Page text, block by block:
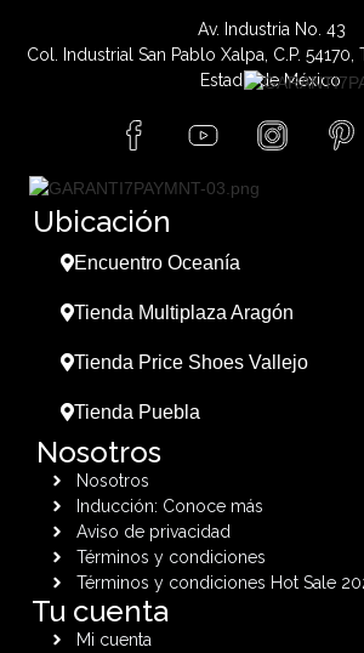
Av. Industria No. 43
Col. Industrial San Pablo Xalpa, C.P. 54170,
Estado de México.
Ubicación
Encuentro Oceanía
Tienda Multiplaza Aragón
Tienda Price Shoes Vallejo
Tienda Puebla
Nosotros
Nosotros
Inducción: Conoce más
Aviso de privacidad
Términos y condiciones
Términos y condiciones Hot Sale
Tu cuenta
Mi cuenta